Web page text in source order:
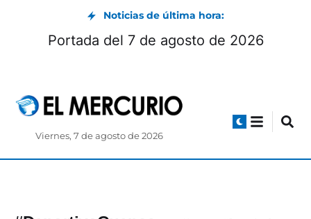
Noticias de última hora:
Portada del 7 de agosto de 2026
Viernes, 7 de agosto de 2026